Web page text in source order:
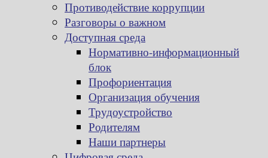
Противодействие коррупции
Разговоры о важном
Доступная среда
Нормативно-информационный
блок
Профориентация
Организация обучения
Трудоустройство
Родителям
Наши партнеры